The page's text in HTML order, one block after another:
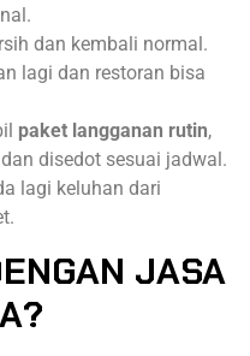
dan kembali normal.
lagi dan restoran bisa
paket langganan rutin,
disedot sesuai jadwal.
lagi keluhan dari
JASA